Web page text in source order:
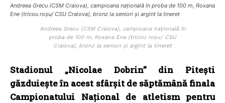
Andreea Grecu (CSM Craiova), campioana națională în proba de 100 m, Roxana
Ene (tricou roșu/ CSU Craiova), bronz la seniori și argint la tineret
Andreea Grecu (CSM Craiova), campioana națională în
proba de 100 m, Roxana Ene (tricou roșu/ CSU
Craiova), bronz la seniori și argint la tineret
Stadionul „Nicolae Dobrin” din Pitești
găzduiește în acest sfârșit de săptămână finala
Campionatului Naţional de atletism pentru